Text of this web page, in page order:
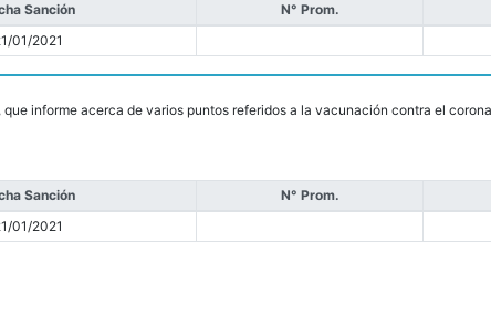
Sanción N° Prom.
01/2021
informe acerca de varios puntos referidos a la vacunación contra el
Sanción N° Prom.
01/2021